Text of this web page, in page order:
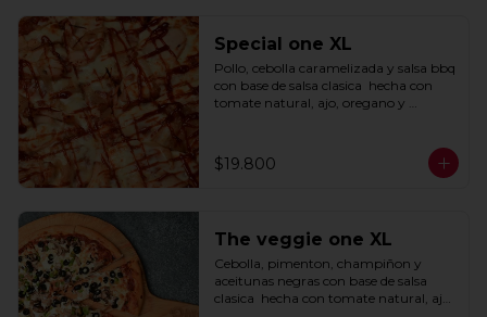
Special one XL
Pollo, cebolla caramelizada y salsa bbq
con base de salsa clasica  hecha con
tomate natural, ajo, oregano y
$19.800
The veggie one XL
Cebolla, pimenton, champiñon y
aceitunas negras con base de salsa
clasica  hecha con tomate natural, ajo,